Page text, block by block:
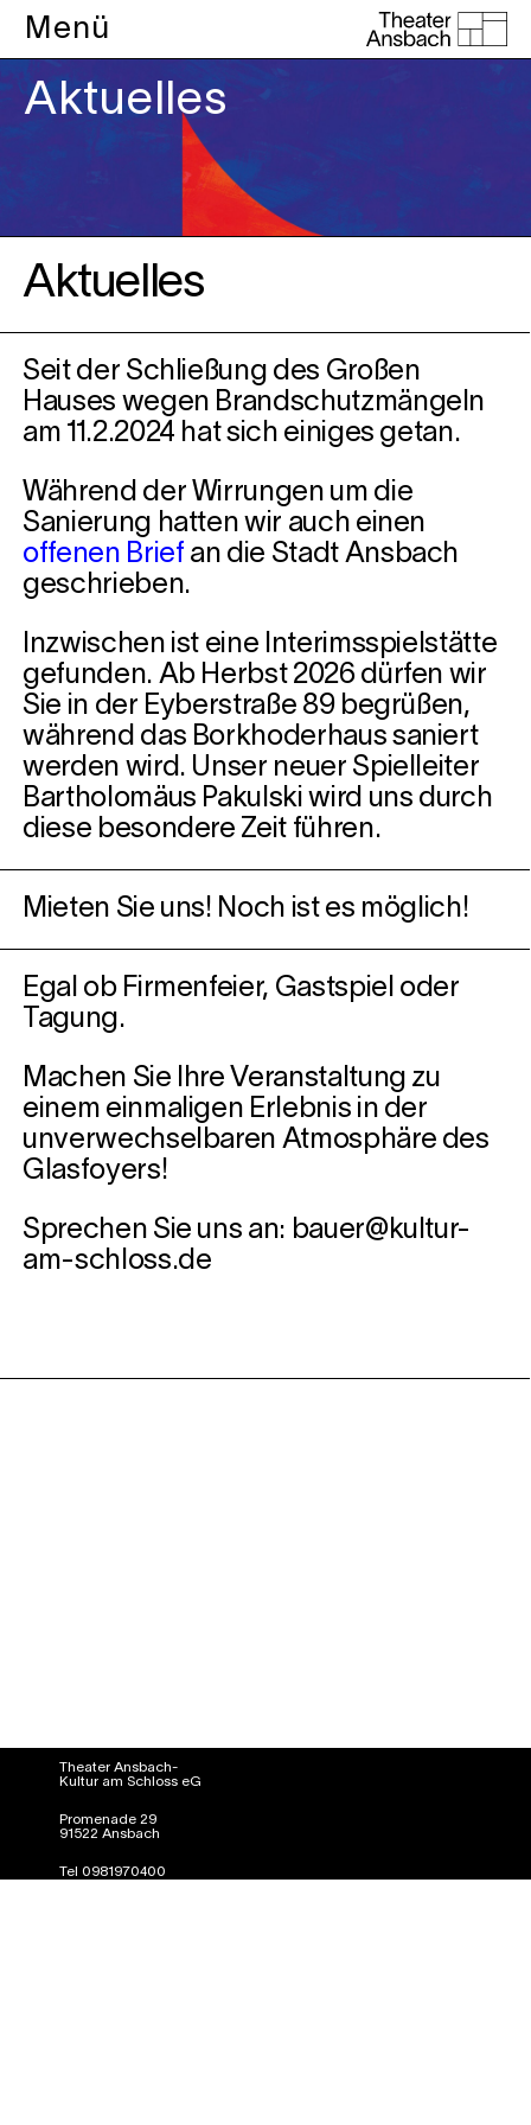
Menü
Aktuelles
Aktuelles
Seit der Schließung des Großen
Hauses wegen Brandschutzmängeln
am 11.2.2024 hat sich einiges getan.
Während der Wirrungen um die
Sanierung hatten wir auch einen
offenen Brief an die Stadt Ansbach
geschrieben.
Inzwischen ist eine Interimsspielstätte
gefunden. Ab Herbst 2026 dürfen wir
Sie in der Eyberstraße 89 begrüßen,
während das Borkhoderhaus saniert
werden wird. Unser neuer Spielleiter
Bartholomäus Pakulski wird uns durch
diese besondere Zeit führen.
Mieten Sie uns! Noch ist es möglich!
Egal ob Firmenfeier, Gastspiel oder
Tagung.
Machen Sie Ihre Veranstaltung zu
einem einmaligen Erlebnis in der
unverwechselbaren Atmosphäre des
Glasfoyers!
Sprechen Sie uns an: bauer@kultur-
am-schloss.de
Theater Ansbach-
Kultur am Schloss eG
Promenade 29
91522 Ansbach
Tel 0981970400